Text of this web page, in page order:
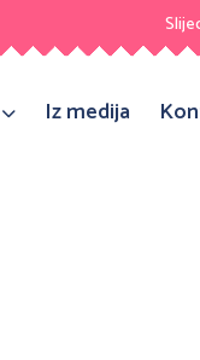
Iz medija